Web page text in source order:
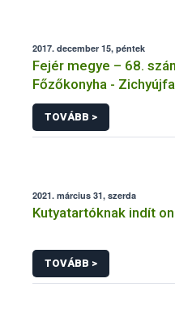
2017. december 15, péntek
Fejér megye – 68.
Főzőkonyha -
TOVÁBB >
2021. március 31, szerda
Kutyatartóknak indít
TOVÁBB >